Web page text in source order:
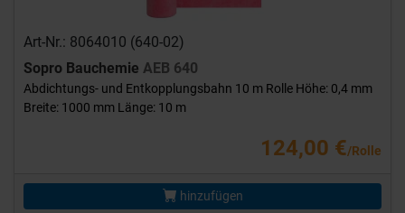
Art-Nr.: 8064010 (640-02)
Sopro Bauchemie AEB 640
Abdichtungs- und Entkopplungsbahn 10 m Rolle Höhe: 0,4 mm
Breite: 1000 mm Länge: 10 m
124,00 €/Rolle
hinzufügen